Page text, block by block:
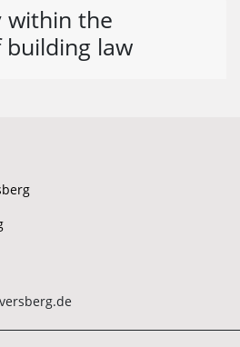
within the
law